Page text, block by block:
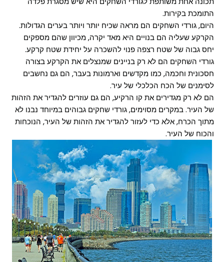
התומכת בקירות.
היום, גורדי השחקים הם מראה שכיח יותר ויותר בערים הגדולות.
הקרקע שעליה הם בנויים היא מאד יקרה, מכיוון שהם מספקים
יחס גבוה של שטח רצפה פנוי להשכרה על יחידת שטח קרקע.
גורדי השחקים הם לא רק בניינים שמנצלים את הקרקע בצורה
חסכונית וחכמה, כמו מקדשים וארמונות בעבר, הם גם נחשבים
לסימנים של הכח הכלכלי של עיר.
הם לא רק מגדירים את קו הרקיע, הם גם עוזרים להגדיר את הזהות
של העיר. במקרים מסוימים, גורדי שחקים גבוהים במיוחד נבנו לא
מתוך הכרח, אלא כדי לעזור להגדיר את הזהות של העיר, הנוכחות
והכוח של העיר.